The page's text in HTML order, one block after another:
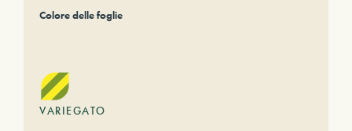
Colore delle foglie
VARIEGATO